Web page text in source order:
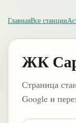
ГлавнаяВсе станции
ЖК
Страница
Google и